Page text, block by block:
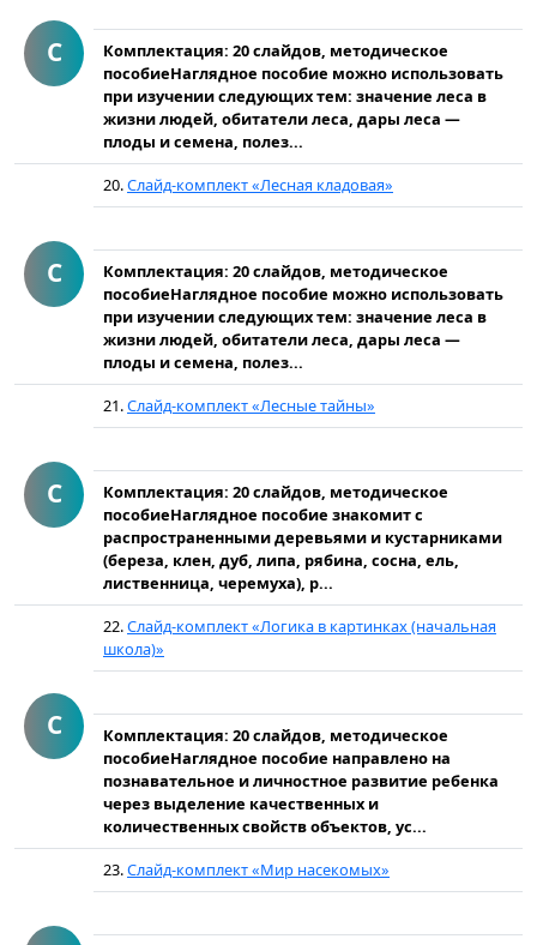
С
Комплектация: 20 слайдов, методическое
пособиеНаглядное пособие можно использовать
при изучении следующих тем: значение леса в
жизни людей, обитатели леса, дары леса —
плоды и семена, полез...
С
20.Слайд-комплект «Лесная кладовая»
Комплектация: 20 слайдов, методическое
пособиеНаглядное пособие можно использовать
при изучении следующих тем: значение леса в
жизни людей, обитатели леса, дары леса —
плоды и семена, полез...
С
21.Слайд-комплект «Лесные тайны»
Комплектация: 20 слайдов, методическое
пособиеНаглядное пособие знакомит с
распространенными деревьями и кустарниками
(береза, клен, дуб, липа, рябина, сосна, ель,
лиственница, черемуха), р...
С
22.Слайд-комплект «Логика в картинках (начальная
школа)»
Комплектация: 20 слайдов, методическое
пособиеНаглядное пособие направлено на
познавательное и личностное развитие ребенка
через выделение качественных и
количественных свойств объектов, ус...
23.Слайд-комплект «Мир насекомых»